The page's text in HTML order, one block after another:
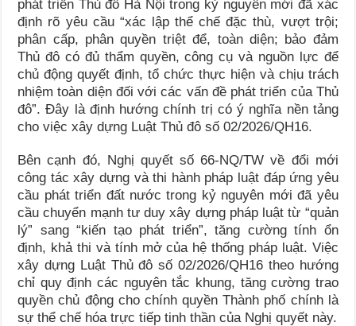
phát triển Thủ đô Hà Nội trong kỷ nguyên mới đã xác
định rõ yêu cầu “xác lập thể chế đặc thù, vượt trội;
phân cấp, phân quyền triệt để, toàn diện; bảo đảm
Thủ đô có đủ thẩm quyền, công cụ và nguồn lực để
chủ động quyết định, tổ chức thực hiện và chịu trách
nhiệm toàn diện đối với các vấn đề phát triển của Thủ
đô”. Đây là định hướng chính trị có ý nghĩa nền tảng
cho việc xây dựng Luật Thủ đô số 02/2026/QH16.
Bên cạnh đó, Nghị quyết số 66-NQ/TW về đổi mới
công tác xây dựng và thi hành pháp luật đáp ứng yêu
cầu phát triển đất nước trong kỷ nguyên mới đã yêu
cầu chuyển mạnh tư duy xây dựng pháp luật từ “quản
lý” sang “kiến tạo phát triển”, tăng cường tính ổn
định, khả thi và tính mở của hệ thống pháp luật. Việc
xây dựng Luật Thủ đô số 02/2026/QH16 theo hướng
chỉ quy định các nguyên tắc khung, tăng cường trao
quyền chủ động cho chính quyền Thành phố chính là
sự thể chế hóa trực tiếp tinh thần của Nghị quyết này.